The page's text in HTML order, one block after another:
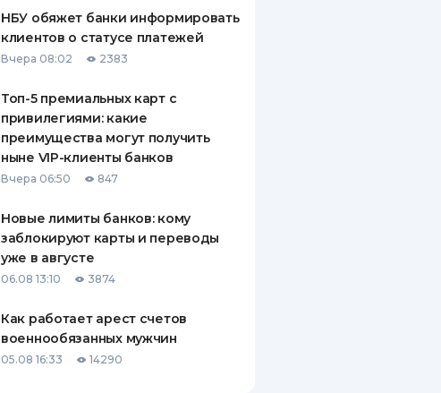
НБУ обяжет банки информировать
клиентов о статусе платежей
Вчера 08:02 2383
Топ-5 премиальных карт с
привилегиями: какие
преимущества могут получить
ныне VIP-клиенты банков
Вчера 06:50 847
Новые лимиты банков: кому
заблокируют карты и переводы
уже в августе
06.08 13:10 3874
Как работает арест счетов
военнообязанных мужчин
05.08 16:33 14290